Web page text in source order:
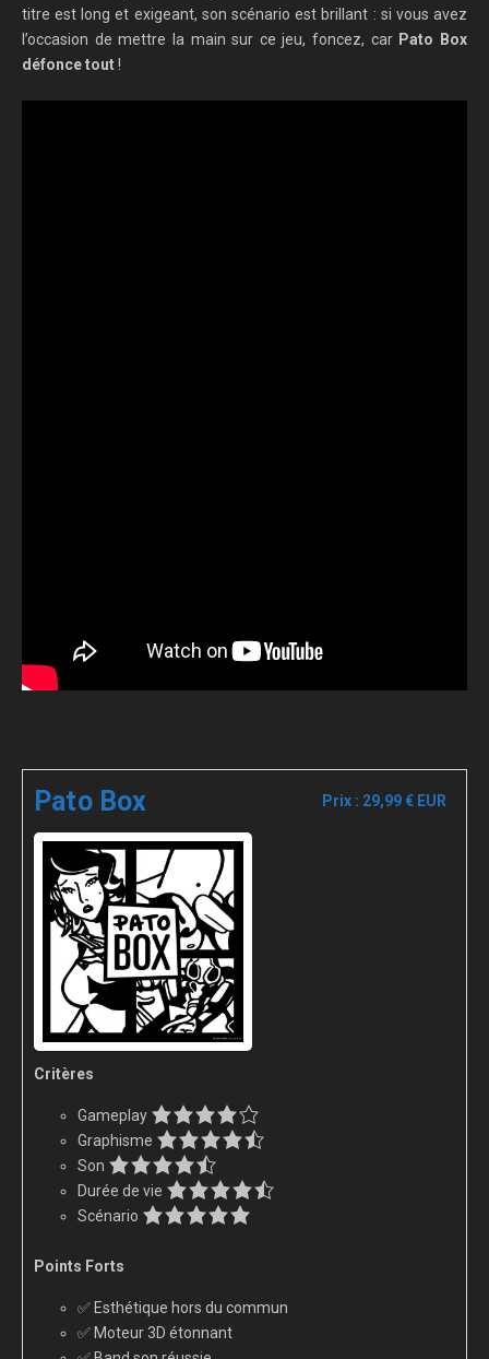
titre est long et exigeant, son scénario est brillant : si vous avez
l’occasion de mettre la main sur ce jeu, foncez, car Pato Box
défonce tout!
Pato Box Prix : 29,99 € EUR
Critères
Gameplay
Graphisme
Son
Durée de vie
Scénario
Points Forts
✅ Esthétique hors du commun
✅ Moteur 3D étonnant